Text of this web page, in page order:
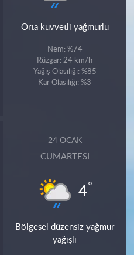
Orta kuvvetli yağmurlu
Nem: %74
Rüzgar: 24 km/h
Yağış Olasılığı: %85
Kar Olasılığı: %3
24 OCAK
CUMARTESI
4°
Bölgesel düzensiz yağmur
yağışlı